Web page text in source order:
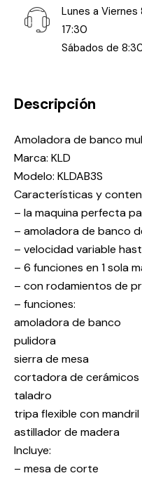
Lunes a
17:30
Sábados de
Descripción
Amoladora de banco
Marca: KLD
Modelo: KLDAB3S
Características y
– la maquina perfecta
– amoladora de banco
– velocidad variable
– 6 funciones en 1 sola
– con rodamientos de
– funciones:
amoladora de banco
pulidora
sierra de mesa
cortadora de cerámicos
taladro
tripa flexible con
astillador de madera
Incluye:
– mesa de corte